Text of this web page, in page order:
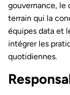
gouvernance, le
terrain qui la
équipes data et
intégrer les
quotidiennes.